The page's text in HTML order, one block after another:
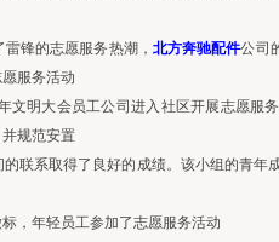
锋的志愿服务热潮， 北方奔驰配件公司
服务活动
明大会员工公司进入社区开展志愿服
规范安置
联系取得了良好的成绩。该小组的青年
，年轻员工参加了志愿服务活动